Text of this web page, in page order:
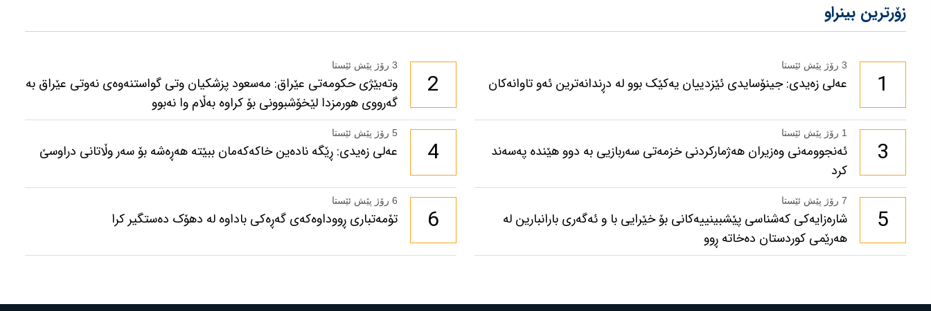
زۆرترین بینراو
1
3 رۆژ پێش ئێستا
عەلی زەیدی: جینۆسایدی ئێزدییان یەکێک بوو لە دڕندانەترین ئەو تاوانەکان 2
3 رۆژ پێش ئێستا
وتەبێژی حکومەتی عێراق: مەسعود پزشكیان وتی گواستنەوەی نەوتی عێراق بە
گەرووی هورمزدا لێخۆشبوونی بۆ كراوە بەڵام وا نەبوو
3
1 رۆژ پێش ئێستا
ئەنجوومەنی وەزیران هەژمارکردنی خزمەتی سەربازیی بە دوو هێندە پەسەند
کرد
4
5 رۆژ پێش ئێستا
عەلی زەیدی: ڕێگە نادەین خاکەکەمان ببێتە هەڕەشە بۆ سەر وڵاتانی دراوسێ
5
7 رۆژ پێش ئێستا
شارەزایەکی کەشناسی پێشبینییەکانی بۆ خێرایی با و ئەگەری بارانبارین لە
هەرێمی کوردستان دەخاتە ڕوو
6
6 رۆژ پێش ئێستا
تۆمەتباری ڕووداوەکەی گەڕەکی باداوە لە دهۆک دەستگیر کرا